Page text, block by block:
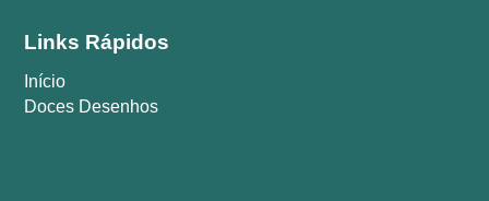
Links Rápidos
Início
Doces Desenhos